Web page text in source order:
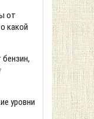
от
какой
уровни